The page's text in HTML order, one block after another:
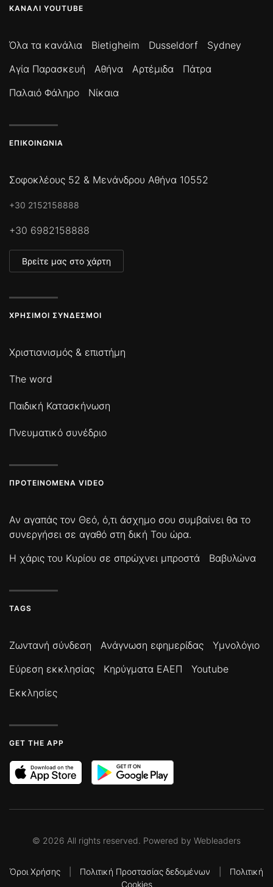
ΚΑΝΆΛΙ YOUTUBE
Όλα τα κανάλια Bietigheim Dusseldorf
Sydney
Αγία Παρασκευή
Αθήνα Αρτέμιδα
Πάτρα
Παλαιό Φάληρο
Νίκαια
ΕΠΙΚΟΙΝΩΝΊΑ
Σοφοκλέους 52 & Μενάνδρου Αθήνα 10552
+30 2152158888
+30 6982158888
Βρείτε μας στο χάρτη
ΧΡΉΣΙΜΟΙ ΣΎΝΔΕΣΜΟΙ
Χριστιανισμός & επιστήμη
The word
Παιδική Κατασκήνωση
Πνευματικό συνέδριο
ΠΡΟΤΕΙΝΌΜΕΝΑ VIDEO
Αν αγαπάς τον Θεό, ό,τι άσχημο σου συμβαίνει θα το
συνεργήσει σε αγαθό στη δική Του ώρα.
Η χάρις του Κυρίου σε σπρώχνει μπροστά
Βαβυλώνα
TAGS
Ζωντανή σύνδεση Ανάγνωση εφημερίδας
Υμνολόγιο
Εύρεση εκκλησίας
Κηρύγματα ΕΑΕΠ
Youtube
Εκκλησίες
GET THE APP
© 2026 All rights reserved. Powered by Webleaders
Όροι Χρήσης Πολιτική Προστασίας δεδομένων
Πολιτική
Cookies